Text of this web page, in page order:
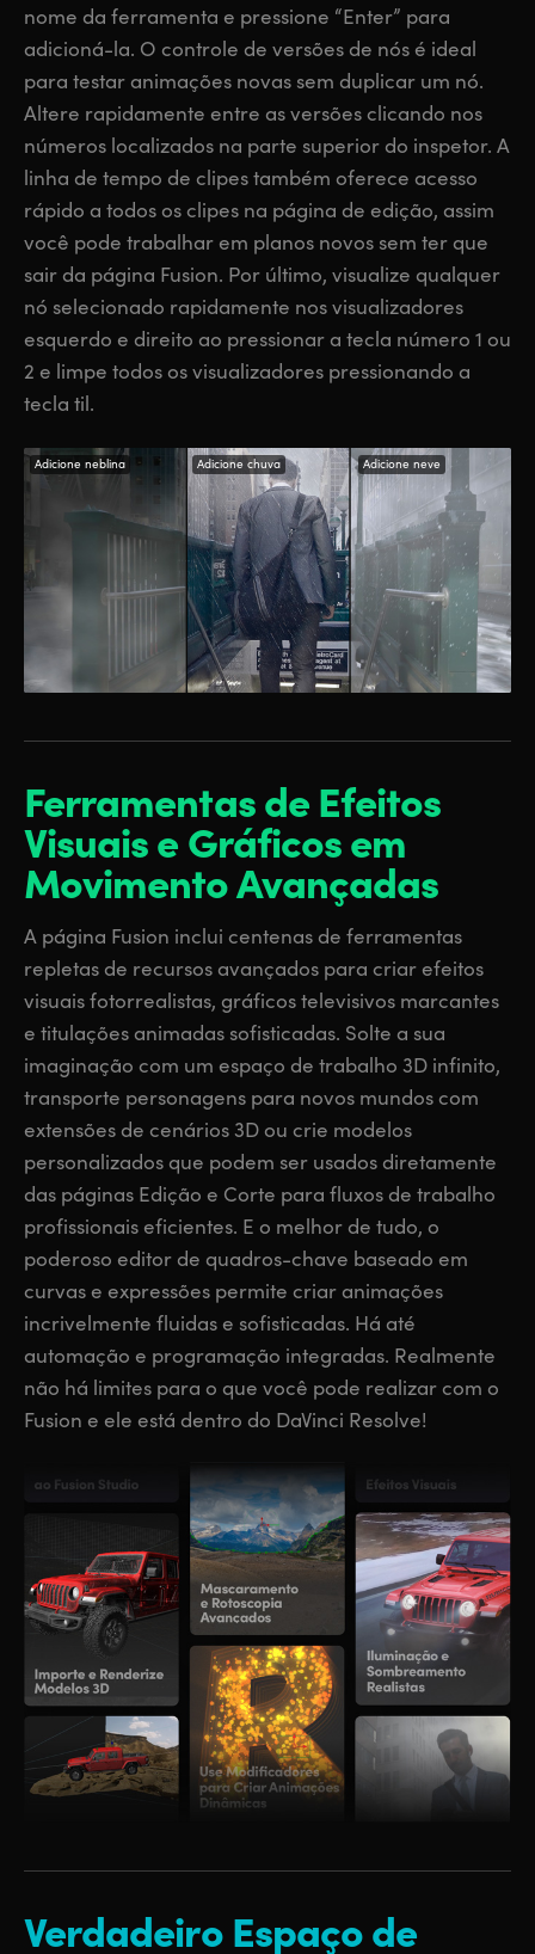
nome da ferramenta e pressione “Enter” para
adicioná-la. O controle de versões de nós é ideal
para testar animações novas sem duplicar um nó.
Altere rapidamente entre as versões clicando nos
números localizados na parte superior do inspetor. A
linha de tempo de clipes também oferece acesso
rápido a todos os clipes na página de edição, assim
você pode trabalhar em planos novos sem ter que
sair da página Fusion. Por último, visualize qualquer
nó selecionado rapidamente nos visualizadores
esquerdo e direito ao pressionar a tecla número 1 ou
2 e limpe todos os visualizadores pressionando a
tecla til.
Adicione neblina Adicione chuva Adicione neve
Ferramentas de Efeitos
Visuais e Gráficos em
Movimento Avançadas
A página Fusion inclui centenas de ferramentas
repletas de recursos avançados para criar efeitos
visuais fotorrealistas, gráficos televisivos marcantes
e titulações animadas sofisticadas. Solte a sua
imaginação com um espaço de trabalho 3D infinito,
transporte personagens para novos mundos com
extensões de cenários 3D ou crie modelos
personalizados que podem ser usados diretamente
das páginas Edição e Corte para fluxos de trabalho
profissionais eficientes. E o melhor de tudo, o
poderoso editor de quadros-chave baseado em
curvas e expressões permite criar animações
incrivelmente fluidas e sofisticadas. Há até
automação e programação integradas. Realmente
não há limites para o que você pode realizar com o
Fusion e ele está dentro do DaVinci Resolve!
Verdadeiro Espaçode